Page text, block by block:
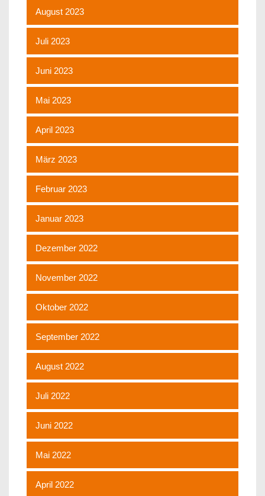
August 2023
Juli 2023
Juni 2023
Mai 2023
April 2023
März 2023
Februar 2023
Januar 2023
Dezember 2022
November 2022
Oktober 2022
September 2022
August 2022
Juli 2022
Juni 2022
Mai 2022
April 2022